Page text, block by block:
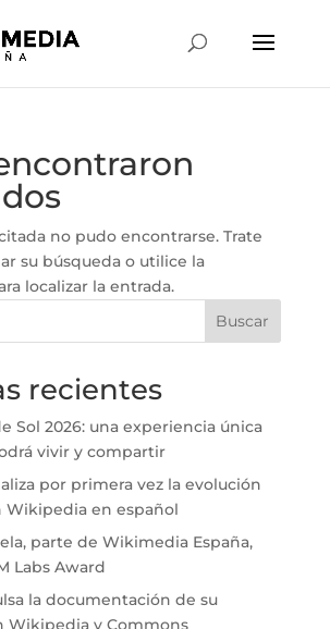
no pudo encontrarse. Trate
su búsqueda o utilice la
localizar la entrada.
Buscar
recientes
Sol 2026: una experiencia única
vivir y compartir
por primera vez la evolución
Wikipedia en español
parte de Wikimedia España,
Labs Award
la documentación de su
Wikipedia y Commons